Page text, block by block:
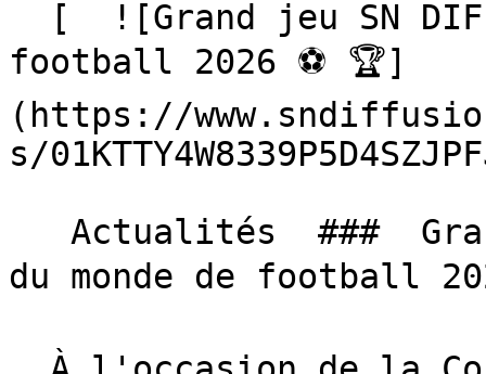
football 2026 ⚽️ 🏆]
(https://
s/
du monde de football